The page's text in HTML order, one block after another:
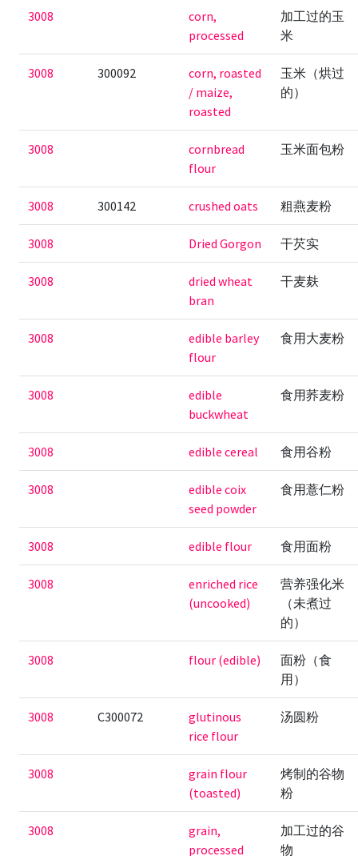
3008
corn,
processed
加工过的玉
米
3008 300092
corn, roasted
/ maize,
roasted
玉米（烘过
的）
3008
cornbread
flour
玉米面包粉
3008 300142 crushed oats 粗燕麦粉
3008 Dried Gorgon 干芡实
3008
dried wheat
bran
干麦麸
3008
edible barley
flour
食用大麦粉
3008
edible
buckwheat
食用荞麦粉
3008 edible cereal 食用谷粉
3008
edible coix
seed powder
食用薏仁粉
3008 edible flour 食用面粉
3008
enriched rice
(uncooked)
营养强化米
（未煮过
的）
3008 flour (edible)
面粉（食
用）
3008 C300072
glutinous
rice flour
汤圆粉
3008
grain flour
(toasted)
烤制的谷物
粉
3008
grain,
processed
加工过的谷
物